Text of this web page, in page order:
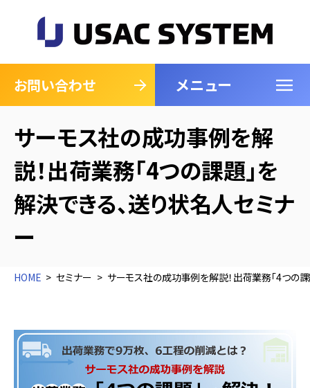
お問い合わせ メニュー
閉じる
サーモス社の成功事例を解
説！出荷業務「4つの課題」を
解決できる、送り状名人セミナ
ー
HOME セミナー サーモス社の成功事例を解説！出荷業務「4つの